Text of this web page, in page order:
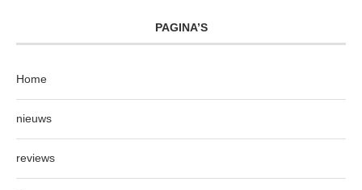
PAGINA’S
Home
nieuws
reviews